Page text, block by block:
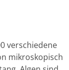
verschiedene
mikroskopisch